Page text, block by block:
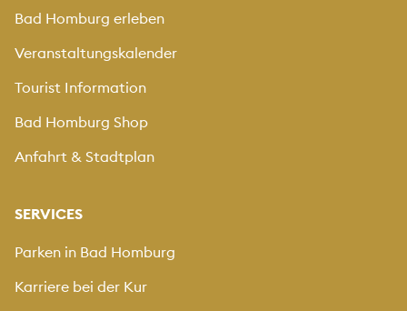
Bad Homburg erleben
Veranstaltungskalender
Tourist Information
Bad Homburg Shop
Anfahrt & Stadtplan
SERVICES
Parken in Bad Homburg
Karriere bei der Kur